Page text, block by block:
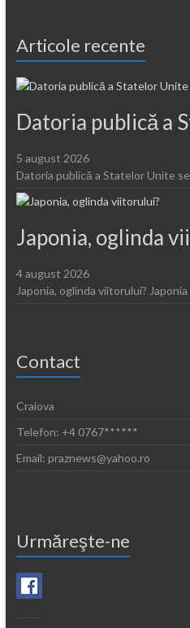
Articole recente
Datoria publică a
5 august 2026
Datoria publică a Statelor Unite
Japonia, oglinda
4 august 2026
Japonia, oglinda viitorului?
Contact
Craiova
Telefon: +4 0767******
Email: praznews@yahoo.ro
Urmăreşte-ne